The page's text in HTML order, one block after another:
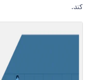
کند.